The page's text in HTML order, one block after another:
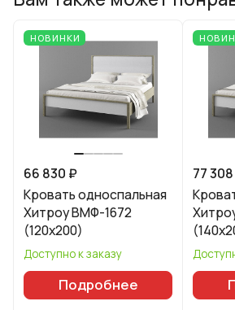
НОВИНКИ
66 830 ₽
Кровать односпальная
Хитроу ВМФ-1672
(120x200)
Доступно к заказу
Подробнее
77